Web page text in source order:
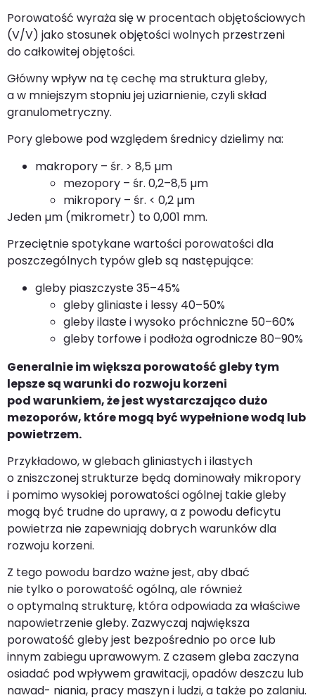
Porowatość wyraża się w procentach objętościowych
(V/V) jako stosunek objętości wolnych przestrzeni
do całkowitej objętości.
Główny wpływ na tę cechę ma struktura gleby,
a w mniejszym stopniu jej uziarnienie, czyli skład
granulometryczny.
Pory glebowe pod względem średnicy dzielimy na:
makropory – śr. > 8,5 µm
mezopory – śr. 0,2–8,5 µm
mikropory – śr. < 0,2 µm
Jeden µm (mikrometr) to 0,001 mm.
Przeciętnie spotykane wartości porowatości dla
poszczególnych typów gleb są następujące:
gleby piaszczyste 35–45%
gleby gliniaste i lessy 40–50%
gleby ilaste i wysoko próchniczne 50–60%
gleby torfowe i podłoża ogrodnicze 80–90%
Generalnie im większa porowatość gleby tym
lepsze są warunki do rozwoju korzeni
pod warunkiem, że jest wystarczająco dużo
mezoporów, które mogą być wypełnione wodą lub
powietrzem.
Przykładowo, w glebach gliniastych i ilastych
o zniszczonej strukturze będą dominowały mikropory
i pomimo wysokiej porowatości ogólnej takie gleby
mogą być trudne do uprawy, a z powodu deficytu
powietrza nie zapewniają dobrych warunków dla
rozwoju korzeni.
Z tego powodu bardzo ważne jest, aby dbać
nie tylko o porowatość ogólną, ale również
o optymalną strukturę, która odpowiada za właściwe
napowietrzenie gleby. Zazwyczaj największa
porowatość gleby jest bezpośrednio po orce lub
innym zabiegu uprawowym. Z czasem gleba zaczyna
osiadać pod wpływem grawitacji, opadów deszczu lub
nawad- niania, pracy maszyn i ludzi, a także po zalaniu.